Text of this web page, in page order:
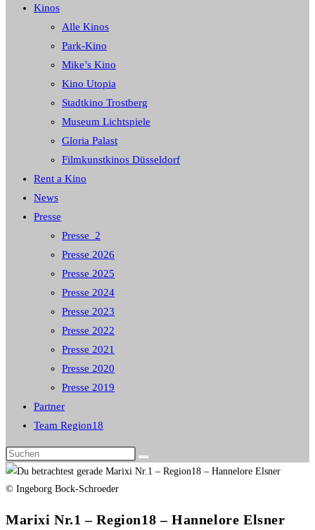
Kinos
Alle Kinos
Park-Kino
Mike’s Kino
Kino Utopia
Stadtkino Trostberg
Museum Lichtspiele
Gloria Palast
Filmkunstkinos Düsseldorf
Rent a Kino
News
Presse
Presse_2
Presse 2026
Presse 2025
Presse 2024
Presse 2023
Presse 2022
Presse 2021
Presse 2020
Presse 2019
Partner
Team Region18
Diese
Website
durchsuchen
© Ingeborg Bock-Schroeder
Marixi Nr.1 – Region18 – Hannelore Elsner